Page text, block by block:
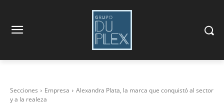
Secciones Empresa
Alexandra Plata, la marca que conquistó al sector
y a la realeza